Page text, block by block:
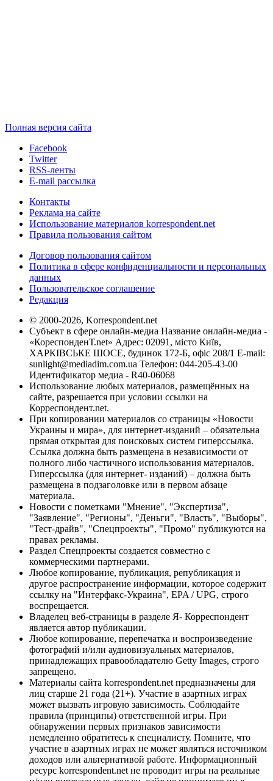
Полная версия сайта
Facebook
Twitter
RSS-ленты
E-mail рассылка
Контакты
Реклама на сайте
Использование материалов korrespondent.net
Правила пользования сайтом
Договор пользования сайтом
Политика в сфере конфиденциальности и персональных
данных
Пользовательское соглашение
Редакция
© 2000-2026, Korrespondent.net
Субъект в сфере онлайн-медиа Название онлайн-медиа -
«КореспонденТ.net» Адрес: 02091, місто Київ,
ХАРКІВСЬКЕ ШОСЕ, будинок 172-Б, офіс 208/1 E-mail:
sunlight@mediadim.com.ua Телефон: 044-205-43-00
Идентификатор медиа - R40-06068
Использование любых материалов, размещённых на
сайте, разрешается при условии ссылки на
Корреспондент.net.
При копировании материалов со страницы «Новости
Украины и мира», для интернет-изданий – обязательна
прямая открытая для поисковых систем гиперссылка.
Ссылка должна быть размещена в независимости от
полного либо частичного использования материалов.
Гиперссылка (для интернет- изданий) – должна быть
размещена в подзаголовке или в первом абзаце
материала.
Новости с пометками "Мнение", "Экспертиза",
"Заявление", "Регионы", "Деньги", "Власть", "Выборы",
"Тест-драйв", "Спецпроекты", "Промо" публикуются на
правах рекламы.
Раздел Спецпроекты создается совместно с
коммерческими партнерами.
Любое копирование, публикация, републикация и
другое распространение информации, которое содержит
ссылку на "Интерфакс-Украина", EPA / UPG, строго
воспрещается.
Владелец веб-страницы в разделе Я- Корреспондент
является автор публикации.
Любое копирование, перепечатка и воспроизведение
фотографий и/или аудиовизуальных материалов,
принадлежащих правообладателю Getty Images, строго
запрещено.
Материалы сайта korrespondent.net предназначены для
лиц старше 21 года (21+). Участие в азартных играх
может вызвать игровую зависимость. Соблюдайте
правила (принципы) ответственной игры. При
обнаружении первых признаков зависимости
немедленно обратитесь к специалисту. Помните, что
участие в азартных играх не может являться источником
доходов или альтернативой работе. Информационный
ресурс korrespondent.net не проводит игры на реальные